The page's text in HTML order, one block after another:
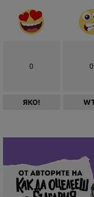
0
ЯКО!
0